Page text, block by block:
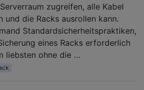
zugreifen, alle Kabel
und die Racks ausrollen kann.
Standardsicherheitspraktiken,
eines Racks erforderlich
liebsten ohne die …